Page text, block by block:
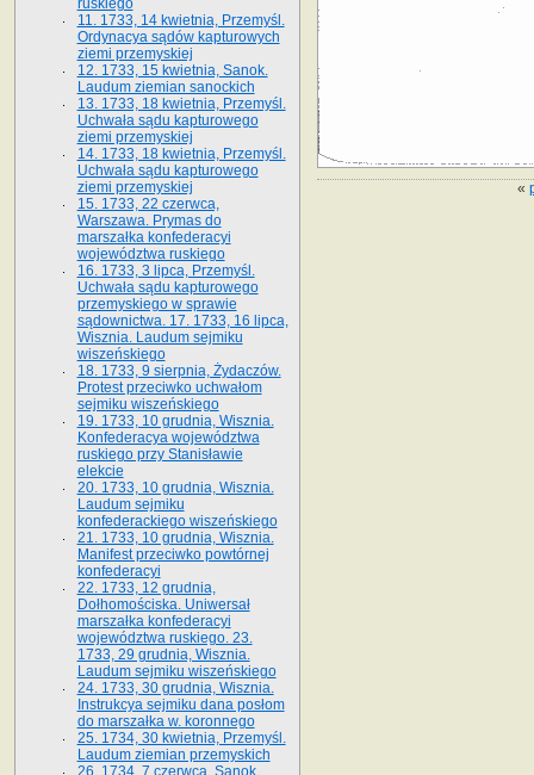
«
ruskiego
11. 1733, 14 kwietnia, Przemyśl.
Ordynacya sądów kapturowych
ziemi przemyskiej
12. 1733, 15 kwietnia, Sanok.
Laudum ziemian sanockich
13. 1733, 18 kwietnia, Przemyśl.
Uchwała sądu kapturowego
ziemi przemyskiej
14. 1733, 18 kwietnia, Przemyśl.
Uchwała sądu kapturowego
ziemi przemyskiej
15. 1733, 22 czerwca,
Warszawa. Prymas do
marszałka konfederacyi
województwa ruskiego
16. 1733, 3 lipca, Przemyśl.
Uchwała sądu kapturowego
przemyskiego w sprawie
sądownictwa. 17. 1733, 16 lipca,
Wisznia. Laudum sejmiku
wiszeńskiego
18. 1733, 9 sierpnia, Żydaczów.
Protest przeciwko uchwałom
sejmiku wiszeńskiego
19. 1733, 10 grudnia, Wisznia.
Konfederacya województwa
ruskiego przy Stanisławie
elekcie
20. 1733, 10 grudnia, Wisznia.
Laudum sejmiku
konfederackiego wiszeńskiego
21. 1733, 10 grudnia, Wisznia.
Manifest przeciwko powtórnej
konfederacyi
22. 1733, 12 grudnia,
Dołhomościska. Uniwersał
marszałka konfederacyi
województwa ruskiego. 23.
1733, 29 grudnia, Wisznia.
Laudum sejmiku wiszeńskiego
24. 1733, 30 grudnia, Wisznia.
Instrukcya sejmiku dana posłom
do marszałka w. koronnego
25. 1734, 30 kwietnia, Przemyśl.
Laudum ziemian przemyskich
26. 1734, 7 czerwca, Sanok.